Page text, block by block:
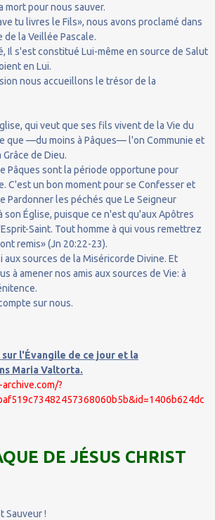
mort pour nous sauver.
tu livres le Fils», nous avons proclamé dans
de la Veillée Pascale.
Il s'est constitué Lui-même en source de Salut
en Lui.
nous accueillons le trésor de la
qui veut que ses fils vivent de la Vie du
que —du moins à Pâques— l'on Communie et
de Dieu.
Pâques sont la période opportune pour
C'est un bon moment pour se Confesser et
Pardonner les péchés que Le Seigneur
son Église, puisque ce n'est qu'aux Apôtres
Saint. Tout homme à qui vous remettrez
remis» (Jn 20:22-23).
aux sources de la Miséricorde Divine. Et
à amener nos amis aux sources de Vie: à
sur nous.
l'Évangile de ce jour et la
Maria Valtorta.
?
DE JÉSUS CHRIST
Sauveur !